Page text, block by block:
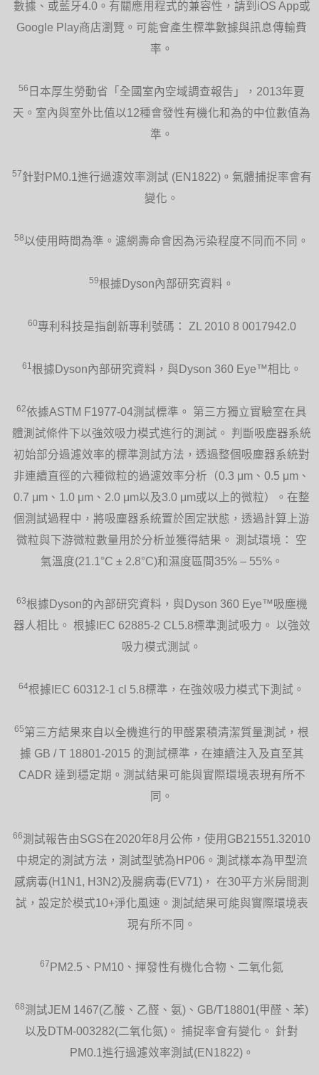
數據、或藍牙4.0。有關應用程式的兼容性，請到iOS App或
Google Play商店瀏覽。可能會產生標準數據與訊息傳輸費
率。
56 日本厚生勞動省「全國室內空域調查報告」，2013年夏
天。室內與室外比值以12種會發性有機化和為的中位數值為
準。
57針對PM0.1進行過濾效率測試 (EN1822)。氣體捕捉率會有
變化。
58以使用時間為準。濾網壽命會因為污染程度不同而不同。
59根據Dyson內部研究資料。
60專利科技是指創新專利號碼： ZL 2010 8 0017942.0
61 根據Dyson內部研究資料，與Dyson 360 Eye™相比。
62依據ASTM F1977-04測試標準。 第三方獨立實驗室在具
體測試條件下以強效吸力模式進行的測試。 判斷吸塵器系統
初始部分過濾效率的標準測試方法，透過整個吸塵器系統對
非連續直徑的六種微粒的過濾效率分析（0.3 μm、0.5 μm、
0.7 μm、1.0 μm、2.0 μm以及3.0 μm或以上的微粒）。在整
個測試過程中，將吸塵器系統置於固定狀態，透過計算上游
微粒與下游微粒數量用於分析並獲得結果。 測試環境： 空
氣溫度(21.1°C ± 2.8°C)和濕度區間35% – 55%。
63根據Dyson的內部研究資料，與Dyson 360 Eye™吸塵機
器人相比。 根據IEC 62885-2 CL5.8標準測試吸力。 以強效
吸力模式測試。
64根據IEC 60312-1 cl 5.8標準，在強效吸力模式下測試。
65第三方結果來自以全機進行的甲醛累積清潔質量測試，根
據 GB / T 18801-2015 的測試標準，在連續注入及直至其
CADR 達到穩定期。測試結果可能與實際環境表現有所不
同。
66測試報告由SGS在2020年8月公佈，使用GB21551.32010
中規定的測試方法，測試型號為HP06。測試樣本為甲型流
感病毒(H1N1, H3N2)及腸病毒(EV71)， 在30平方米房間測
試，設定於模式10+淨化風速。測試結果可能與實際環境表
現有所不同。
67 PM2.5、PM10、揮發性有機化合物、二氧化氮
68測試JEM 1467(乙酸、乙醛、氨)、GB/T18801(甲醛、苯)
以及DTM-003282(二氧化氮)。 捕捉率會有變化。 針對
PM0.1進行過濾效率測試(EN1822)。